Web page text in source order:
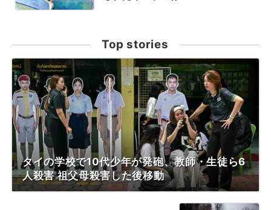
Top stories
タイの学校で10代少年が発砲、教師・生徒ら6
人殺害 祖父母殺害した後移動